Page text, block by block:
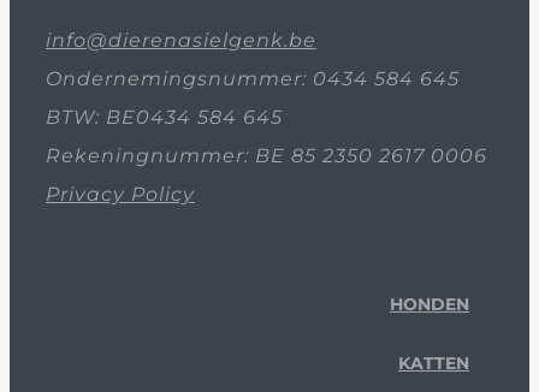
info@dierenasielgenk.be
Ondernemingsnummer: 0434 584 645
BTW: BE0434 584 645
Rekeningnummer: BE 85 2350 2617 0006
Privacy Policy
HONDEN
KATTEN